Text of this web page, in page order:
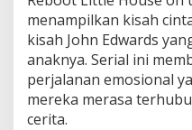
menampilkan kisah
kisah John Edwards
anaknya. Serial ini
perjalanan emosional
mereka merasa
cerita.